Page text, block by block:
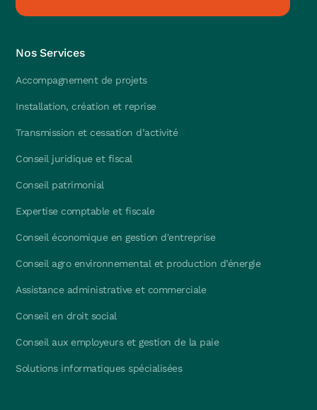
Nos Services
Accompagnement de projets
Installation, création et reprise
Transmission et cessation d’activité
Conseil juridique et fiscal
Conseil patrimonial
Expertise comptable et fiscale
Conseil économique en gestion d'entreprise
Conseil agro environnemental et production d’énergie
Assistance administrative et commerciale
Conseil en droit social
Conseil aux employeurs et gestion de la paie
Solutions informatiques spécialisées